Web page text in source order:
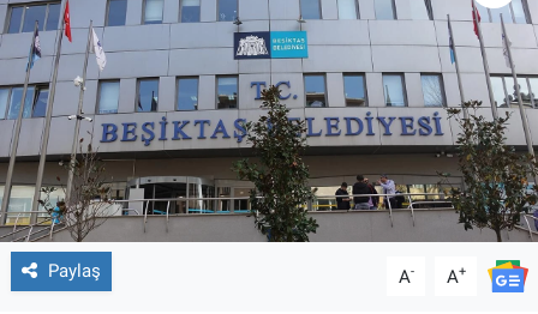
Paylaş A- A+